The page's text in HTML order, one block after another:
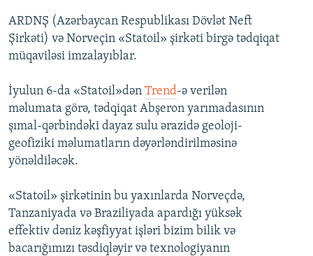
ARAŞDIRMA
MULTIMEDIA
FOTOQALEREYA
İNFOQRAFIKA
KARIKATURA
OXU ZALI
AZƏRBAYCAN ƏDƏBIYYATI KITABXANASI
İSLAM VƏ DEMOKRATIYA
HAQQIMIZDA
MISSIYAMIZ
PEŞƏ ETIKASI VƏ JURNALISTIKA STANDARTLARIMIZ
AZADLIQRADIOSU MOBIL TELEFONUNUZDA
BIZIMLƏ ƏLAQƏ
XƏBƏR BÜLLETENLƏRIMIZ
BIZI IZLƏ
RFE/RL-in bütün saytları
ARDNŞ (Azərbaycan Respublikası Dövlət Neft
Şirkəti) və Norveçin «Statoil» şirkəti birgə tədqiqat
müqaviləsi imzalayıblar.
İyulun 6-da «Statoil»dən Trend-ə verilən
məlumata görə, tədqiqat Abşeron yarımadasının
şımal-qərbindəki dayaz sulu ərazidə geoloji-
geofiziki məlumatların dəyərləndirilməsinə
yönəldiləcək.
«Statoil» şirkətinin bu yaxınlarda Norveçdə,
Tanzaniyada və Braziliyada apardığı yüksək
effektiv dəniz kəşfiyyat işləri bizim bilik və
bacarığımızı təsdiqləyir və texnologiyanın